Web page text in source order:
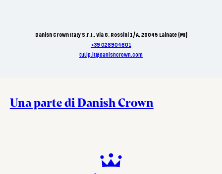
Danish Crown Italy S.r.I., Via G. Rossini 1/A, 20045 Lainate (MI)
+39 028904601
tulip.it@danishcrown.com
Una parte di Danish Crown